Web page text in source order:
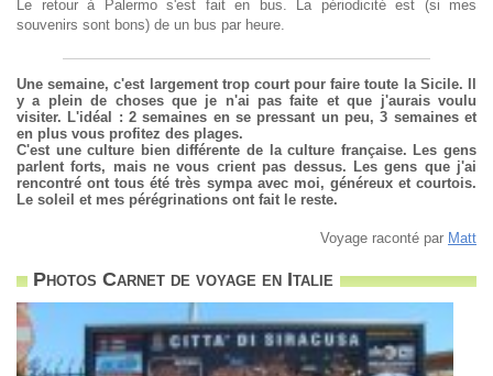
Le retour à Palermo s'est fait en bus. La périodicité est (si mes
souvenirs sont bons) de un bus par heure.
Une semaine, c'est largement trop court pour faire toute la Sicile. Il
y a plein de choses que je n'ai pas faite et que j'aurais voulu
visiter. L'idéal : 2 semaines en se pressant un peu, 3 semaines et
en plus vous profitez des plages.
C'est une culture bien différente de la culture française. Les gens
parlent forts, mais ne vous crient pas dessus. Les gens que j'ai
rencontré ont tous été très sympa avec moi, généreux et courtois.
Le soleil et mes pérégrinations ont fait le reste.
Voyage raconté par Matt
Photos Carnet de voyage en Italie